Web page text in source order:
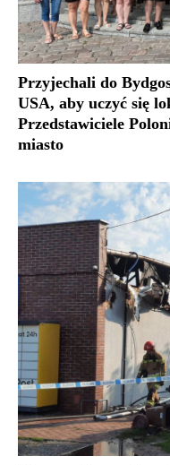
Przyjechali do
USA, aby uczyć się
Przedstawiciele
miasto